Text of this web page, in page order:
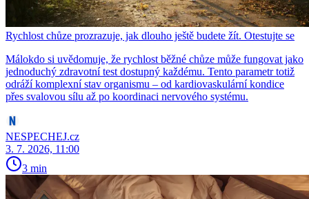
Rychlost chůze prozrazuje, jak dlouho ještě budete žít. Otestujte se
Málokdo si uvědomuje, že rychlost běžné chůze může fungovat jako
jednoduchý zdravotní test dostupný každému. Tento parametr totiž
odráží komplexní stav organismu – od kardiovaskulární kondice
přes svalovou sílu až po koordinaci nervového systému.
NESPECHEJ.cz
3. 7. 2026, 11:00
3 min